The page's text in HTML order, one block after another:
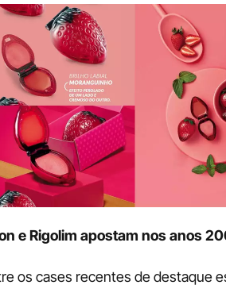
e Rigolim apostam nos anos
os cases recentes de destaque